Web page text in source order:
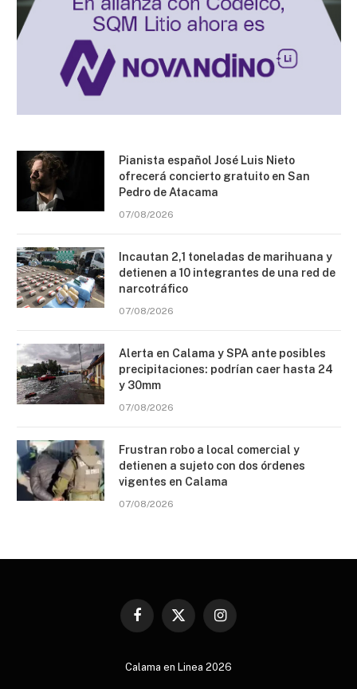
Pianista español José Luis Nieto
ofrecerá concierto gratuito en San
Pedro de Atacama
07/08/2026
Incautan 2,1 toneladas de marihuana y
detienen a 10 integrantes de una red de
narcotráfico
07/08/2026
Alerta en Calama y SPA ante posibles
precipitaciones: podrían caer hasta 24
y 30mm
07/08/2026
Frustran robo a local comercial y
detienen a sujeto con dos órdenes
vigentes en Calama
07/08/2026
Facebook
X
Instagram
Calama en Linea 2026